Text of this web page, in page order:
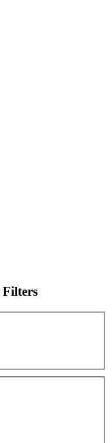
Filters